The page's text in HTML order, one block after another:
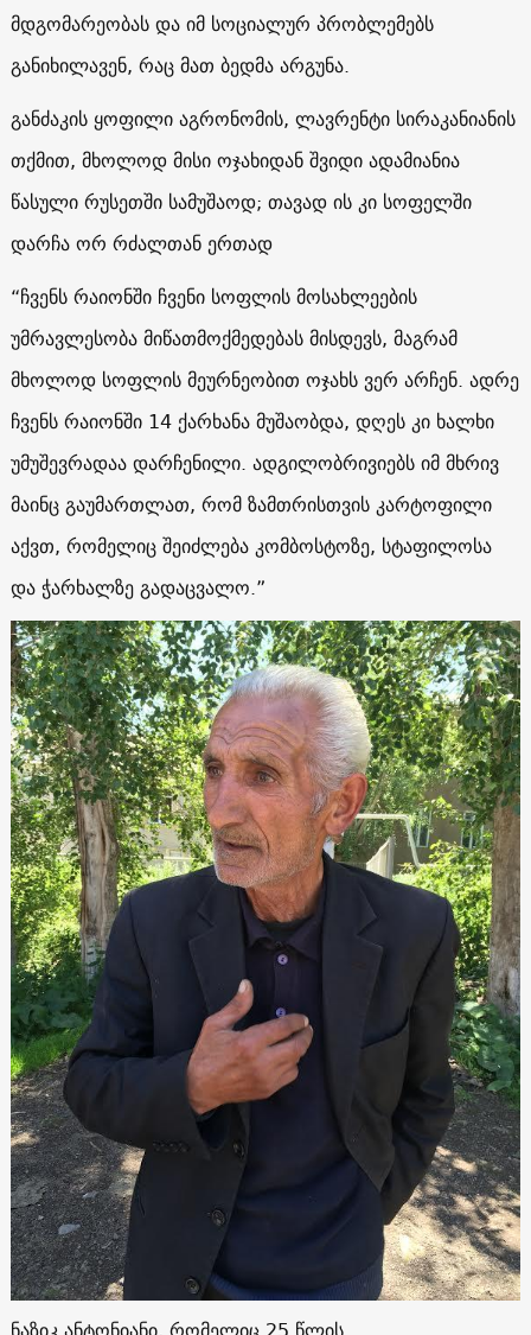
მდგომარეობას და იმ სოციალურ პრობლემებს
განიხილავენ, რაც მათ ბედმა არგუნა.
განძაკის ყოფილი აგრონომის, ლავრენტი სირაკანიანის
თქმით, მხოლოდ მისი ოჯახიდან შვიდი ადამიანია
წასული რუსეთში სამუშაოდ; თავად ის კი სოფელში
დარჩა ორ რძალთან ერთად
“ჩვენს რაიონში ჩვენი სოფლის მოსახლეების
უმრავლესობა მიწათმოქმედებას მისდევს, მაგრამ
მხოლოდ სოფლის მეურნეობით ოჯახს ვერ არჩენ. ადრე
ჩვენს რაიონში 14 ქარხანა მუშაობდა, დღეს კი ხალხი
უმუშევრადაა დარჩენილი. ადგილობრივიებს იმ მხრივ
მაინც გაუმართლათ, რომ ზამთრისთვის კარტოფილი
აქვთ, რომელიც შეიძლება კომბოსტოზე, სტაფილოსა
და ჭარხალზე გადაცვალო.”